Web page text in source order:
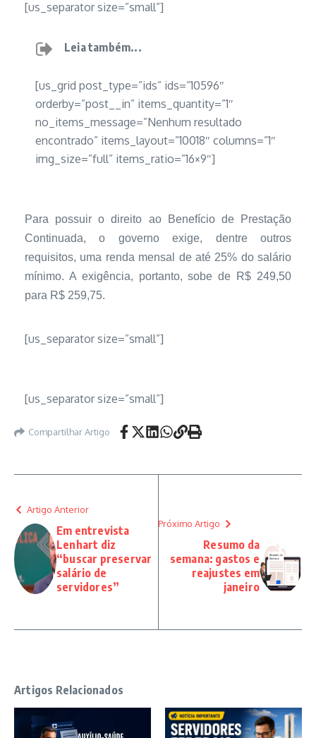
[us_separator size=”small”]
Leia também...
[us_grid post_type=”ids” ids=”10596″
orderby=”post__in” items_quantity=”1″
no_items_message=”Nenhum resultado
encontrado” items_layout=”10018″ columns=”1″
img_size=”full” items_ratio=”16×9″]
Para possuir o direito ao Benefício de Prestação
Continuada, o governo exige, dentre outros
requisitos, uma renda mensal de até 25% do salário
mínimo. A exigência, portanto, sobe de R$ 249,50
para R$ 259,75.
[us_separator size=”small”]
[us_separator size=”small”]
Compartilhar Artigo
Artigo Anterior
Em entrevista
Lenhart diz
“buscar preservar
salário de
servidores”
Próximo Artigo
Resumo da
semana: gastos e
reajustes em
janeiro
Artigos Relacionados